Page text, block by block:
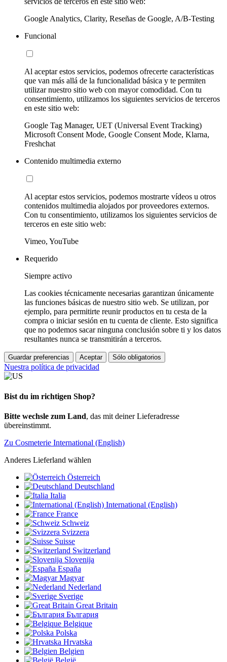
Google Analytics, Clarity, Reseñas de Google, A/B-Testing
Funcional
Al aceptar estos servicios, podemos ofrecerte características
que van más allá de la funcionalidad básica y te permiten
utilizar nuestro sitio web con mayor comodidad. Con tu
consentimiento, utilizamos los siguientes servicios de terceros
en este sitio web:
Google Tag Manager, UET (Universal Event Tracking)
Microsoft Consent Mode, Google Consent Mode, Klarna,
Freshchat
Contenido multimedia externo
Al aceptar estos servicios, podemos mostrarte vídeos u otros
contenidos multimedia alojados por proveedores externos.
Con tu consentimiento, utilizamos los siguientes servicios de
terceros en este sitio web:
Vimeo, YouTube
Requerido
Siempre activo
Las cookies técnicamente necesarias garantizan únicamente
las funciones básicas de nuestro sitio web. Se utilizan, por
ejemplo, para permitirte reunir productos en tu cesta de la
compra o iniciar sesión en tu cuenta de cliente. Esto significa
que no podemos sacar ninguna conclusión sobre ti y los datos
resultantes nunca se transmitirán a terceros.
Guardar preferencias Aceptar Sólo obligatorios
Nuestra política de privacidad
Bist du im richtigen Shop?
Bitte wechsle zum Land, das mit deiner Lieferadresse
übereinstimmt.
Zu Cosmeterie International (English)
Anderes Lieferland wählen
Österreich
Deutschland
Italia
International (English)
France
Schweiz
Svizzera
Suisse
Switzerland
Slovenija
España
Magyar
Nederland
Sverige
Great Britain
България
Belgique
Polska
Hrvatska
Belgien
België